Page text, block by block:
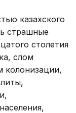
казахского
страшные
столетия
слом
колонизации,